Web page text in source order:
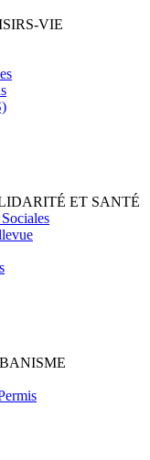
VIE
ET SANTÉ